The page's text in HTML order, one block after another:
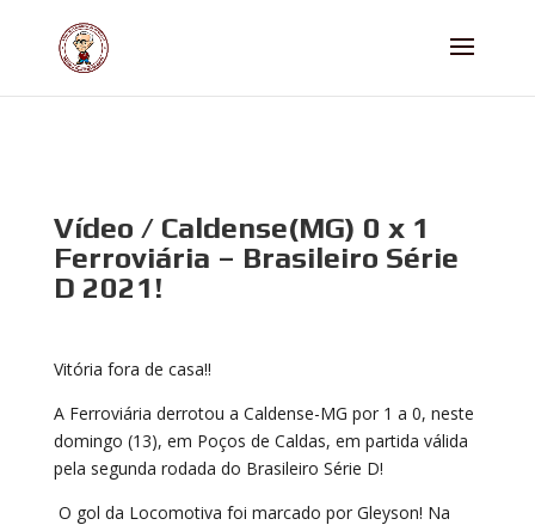
Vídeo / Caldense(MG) 0 x 1
Ferroviária – Brasileiro Série
D 2021!
Vitória fora de casa!!
A Ferroviária derrotou a Caldense-MG por 1 a 0, neste
domingo (13), em Poços de Caldas, em partida válida
pela segunda rodada do Brasileiro Série D!
O gol da Locomotiva foi marcado por Gleyson! Na